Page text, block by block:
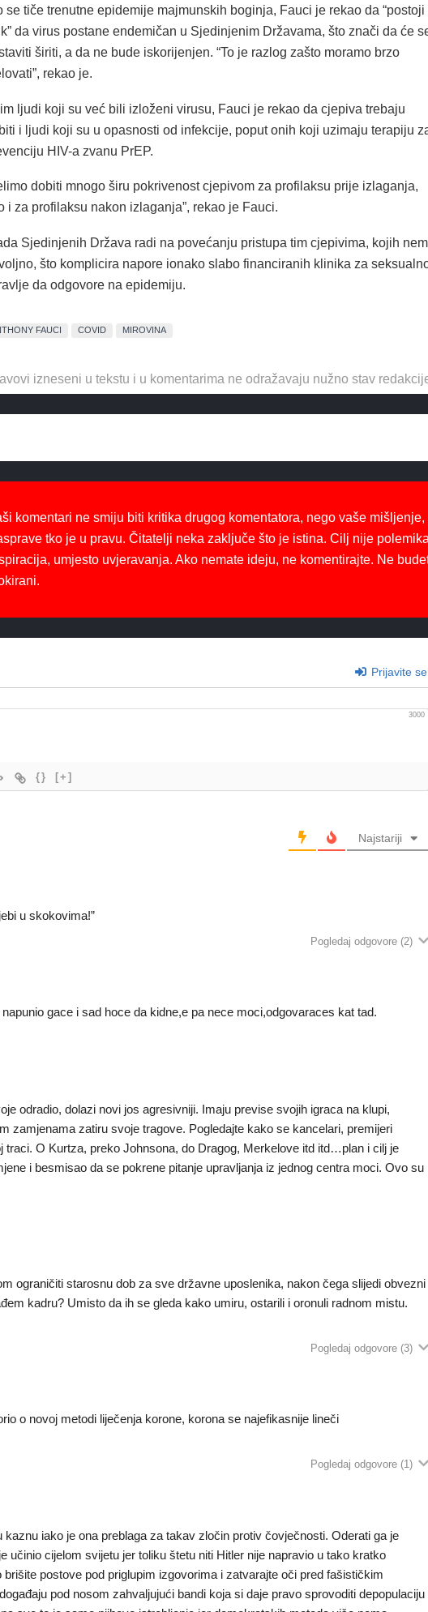
se tiče trenutne epidemije majmunskih boginja, Fauci je rekao da “postoji
da virus postane endemičan u Sjedinjenim Državama, što znači da će
širiti, a da ne bude iskorijenjen. “To je razlog zašto moramo brzo
rekao je.
ljudi koji su već bili izloženi virusu, Fauci je rekao da cjepiva trebaju
i ljudi koji su u opasnosti od infekcije, poput onih koji uzimaju terapiju
HIV-a zvanu PrEP.
dobiti mnogo širu pokrivenost cjepivom za profilaksu prije izlaganja,
i za profilaksu nakon izlaganja”, rekao je Fauci.
Sjedinjenih Država radi na povećanju pristupa tim cjepivima, kojih
što komplicira napore ionako slabo financiranih klinika za
da odgovore na epidemiju.
FAUCI COVID MIROVINA
izneseni u tekstu i u komentarima ne odražavaju nužno stav
komentari ne smiju biti kritika drugog komentatora, nego vaše mišljenje,
tko je u pravu. Čitatelji neka zaključe što je istina. Cilj nije
umjesto uvjeravanja. Ako nemate ideju, ne komentirajte. Ne
Prijavite se
3000
{} [+]
Najstariji
u skokovima!”
Pogledaj odgovore (2)
gace i sad hoce da kidne,e pa nece moci,odgovaraces kat tad.
odradio, dolazi novi jos agresivniji. Imaju previse svojih igraca na klupi,
zamjenama zatiru svoje tragove. Pogledajte kako se kancelari, premijeri
traci. O Kurtza, preko Johnsona, do Dragog, Merkelove itd itd…plan i cilj je
i besmisao da se pokrene pitanje upravljanja iz jednog centra moci. Ovo su
ograničiti starosnu dob za sve državne uposlenika, nakon čega slijedi obvezni
kadru? Umisto da ih se gleda kako umiru, ostarili i oronuli radnom mistu.
Pogledaj odgovore (3)
o novoj metodi liječenja korone, korona se najefikasnije lineči
Pogledaj odgovore (1)
iako je ona preblaga za takav zločin protiv čovječnosti. Oderati ga je
učinio cijelom svijetu jer toliku štetu niti Hitler nije napravio u tako kratko
postove pod priglupim izgovorima i zatvarajte oči pred fašističkim
pod nosom zahvaljujući bandi koja si daje pravo sprovoditi depopulaciju